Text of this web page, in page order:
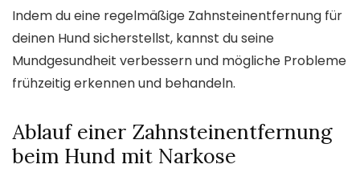
Indem du eine regelmäßige Zahnsteinentfernung für
deinen Hund sicherstellst, kannst du seine
Mundgesundheit verbessern und mögliche Probleme
frühzeitig erkennen und behandeln.
Ablauf einer Zahnsteinentfernung
beim Hund mit Narkose